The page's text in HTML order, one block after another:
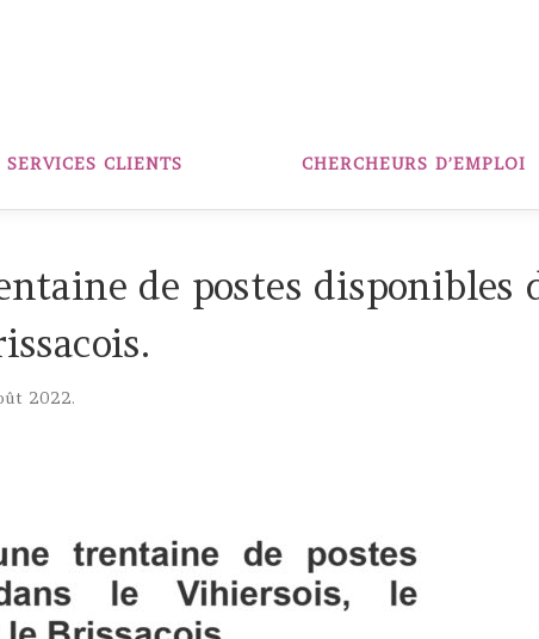
SERVICES CLIENTS CHERCHEURS D’EMPLOI
de postes disponibles
2022.